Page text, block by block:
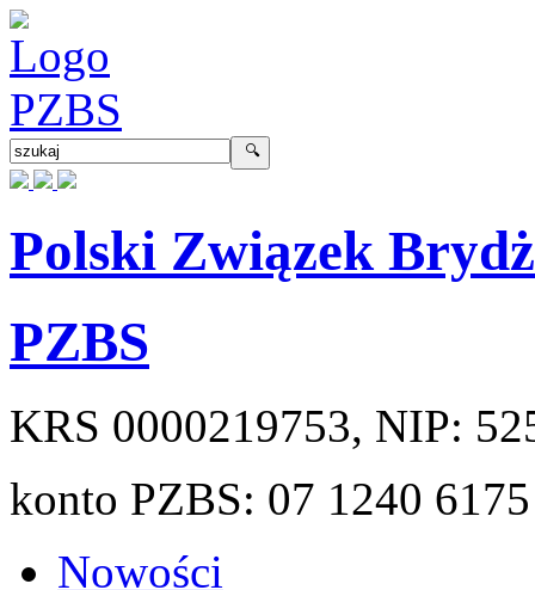
Polski Związek
PZBS
KRS 0000219753, NIP:
konto PZBS: 07 1240
Nowości